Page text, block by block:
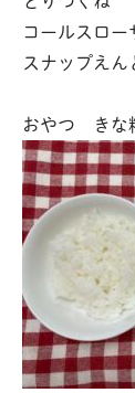
コールスロー
スナップえん
おやつ きな